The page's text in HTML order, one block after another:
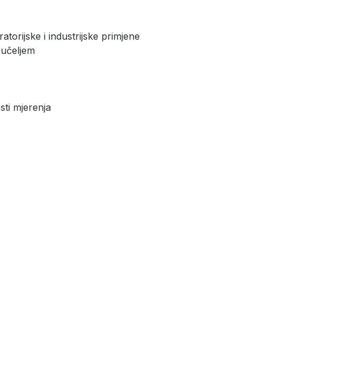
i industrijske primjene
mjerenja